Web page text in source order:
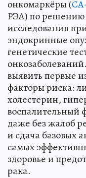
онкомаркёры (
РЭА) по решению
исследования
эндокринные
генетические
выявить первые
факторы риска:
холестерин,
воспалительный
даже без жалоб
и сдача базовых
самых
здоровье и
рака.